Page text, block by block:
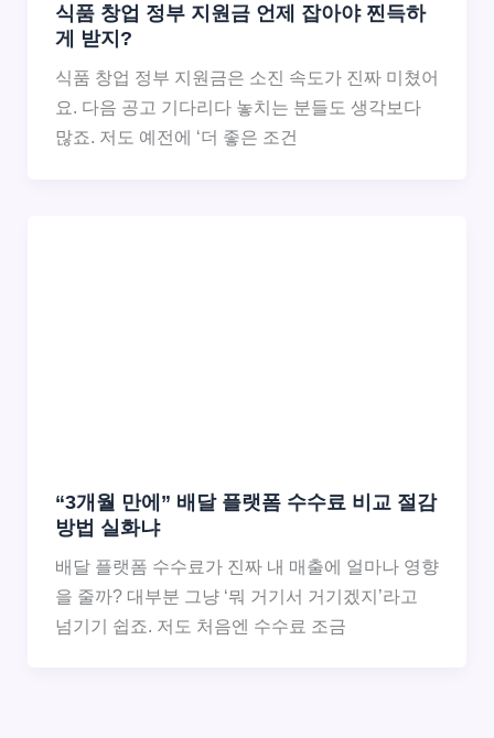
식품 창업 정부 지원금 언제 잡아야 찐득하
게 받지?
식품 창업 정부 지원금은 소진 속도가 진짜 미쳤어
요. 다음 공고 기다리다 놓치는 분들도 생각보다
많죠. 저도 예전에 ‘더 좋은 조건
“3개월 만에” 배달 플랫폼 수수료 비교 절감
방법 실화냐
배달 플랫폼 수수료가 진짜 내 매출에 얼마나 영향
을 줄까? 대부분 그냥 ‘뭐 거기서 거기겠지’라고
넘기기 쉽죠. 저도 처음엔 수수료 조금